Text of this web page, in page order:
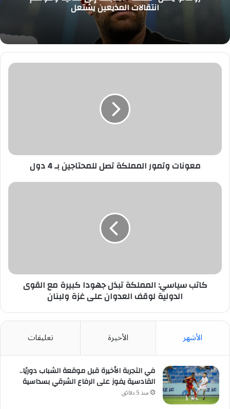
انتقالات المذيعين يشتعل
معونات
معونات وتمور المملكة تصل للمحتاجين بـ 4 دول
كاتب
الدولية
لوقف
غزة
كاتب سياسي: المملكة تبذل جهودا كبيرة مع القوى
الدولية لوقف العدوان على غزة ولبنان
الأشهر الأخيرة تعليقات
في التجربة الأخيرة قبل موقعة الشباب دوريًا..
القادسية يفوز على الرفاع الشرقي بسداسية
منذ 5 دقائق